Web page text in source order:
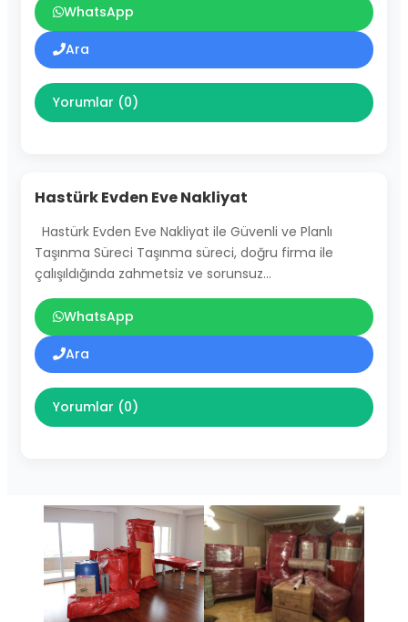
WhatsApp
Ara
Yorumlar (0)
Hastürk Evden Eve Nakliyat
Hastürk Evden Eve Nakliyat ile Güvenli ve Planlı
Taşınma Süreci Taşınma süreci, doğru firma ile
çalışıldığında zahmetsiz ve sorunsuz…
WhatsApp
Ara
Yorumlar (0)